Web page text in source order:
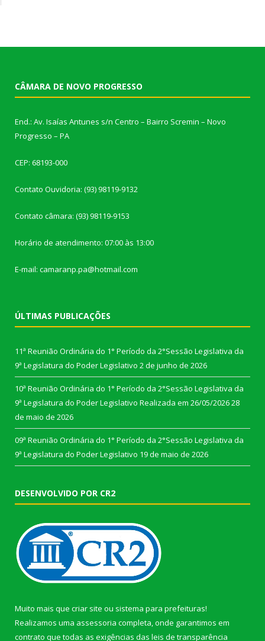
CÂMARA DE NOVO PROGRESSO
End.: Av. Isaías Antunes s/n Centro – Bairro Scremin – Novo
Progresso – PA
CEP: 68193-000
Contato Ouvidoria: (93) 98119-9132
Contato câmara: (93) 98119-9153
Horário de atendimento: 07:00 às 13:00
E-mail: camaranp.pa@hotmail.com
ÚLTIMAS PUBLICAÇÕES
11ª Reunião Ordinária do 1° Período da 2°Sessão Legislativa da
9ª Legislatura do Poder Legislativo 2 de junho de 2026
10ª Reunião Ordinária do 1° Período da 2°Sessão Legislativa da
9ª Legislatura do Poder Legislativo Realizada em 26/05/202628
de maio de 2026
09ª Reunião Ordinária do 1° Período da 2°Sessão Legislativa da
9ª Legislatura do Poder Legislativo 19 de maio de 2026
DESENVOLVIDO POR CR2
Muito mais que criar site ou sistema para prefeituras!
Realizamos uma assessoria completa, onde garantimos em
contrato que todas as exigências das leis de transparência